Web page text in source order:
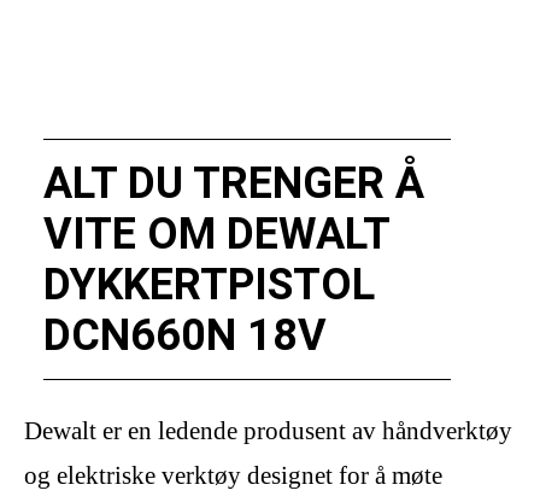
ALT DU TRENGER Å
VITE OM DEWALT
DYKKERTPISTOL
DCN660N 18V
Dewalt er en ledende produsent av håndverktøy
og elektriske verktøy designet for å møte